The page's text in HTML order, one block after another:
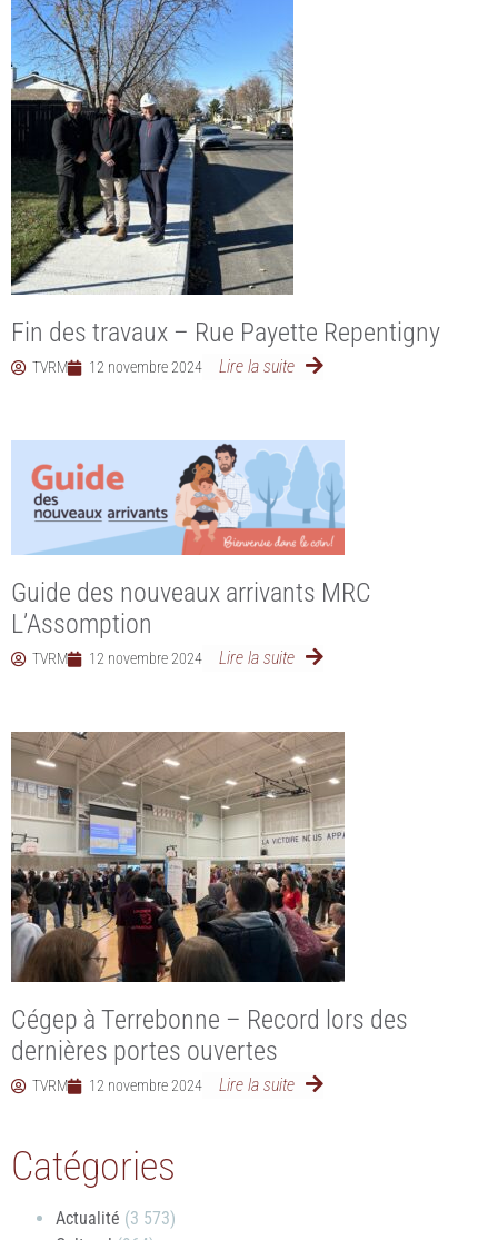
Fin des travaux – Rue Payette Repentigny
TVRM 12 novembre 2024 Lire la suite
Guide des nouveaux arrivants MRC
L’Assomption
TVRM 12 novembre 2024 Lire la suite
Cégep à Terrebonne – Record lors des
dernières portes ouvertes
TVRM 12 novembre 2024 Lire la suite
Catégories
Actualité (3 573)